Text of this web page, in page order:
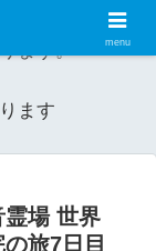
ます。
ます
霊場 世界
旅7日目
menu